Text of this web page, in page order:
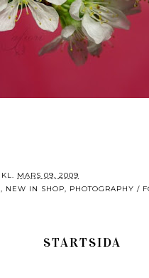
KL. MARS 09, 2009
, NEW IN SHOP, PHOTOGRAPHY /
STARTSIDA